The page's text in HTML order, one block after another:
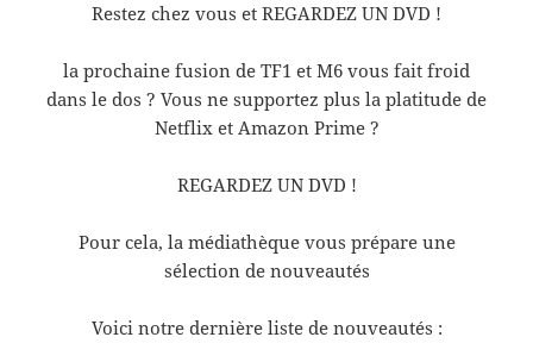
Restez chez vous et REGARDEZ UN DVD !
la prochaine fusion de TF1 et M6 vous fait froid
dans le dos ? Vous ne supportez plus la platitude de
Netflix et Amazon Prime ?
REGARDEZ UN DVD !
Pour cela, la médiathèque vous prépare une
sélection de nouveautés
Voici notre dernière liste de nouveautés :